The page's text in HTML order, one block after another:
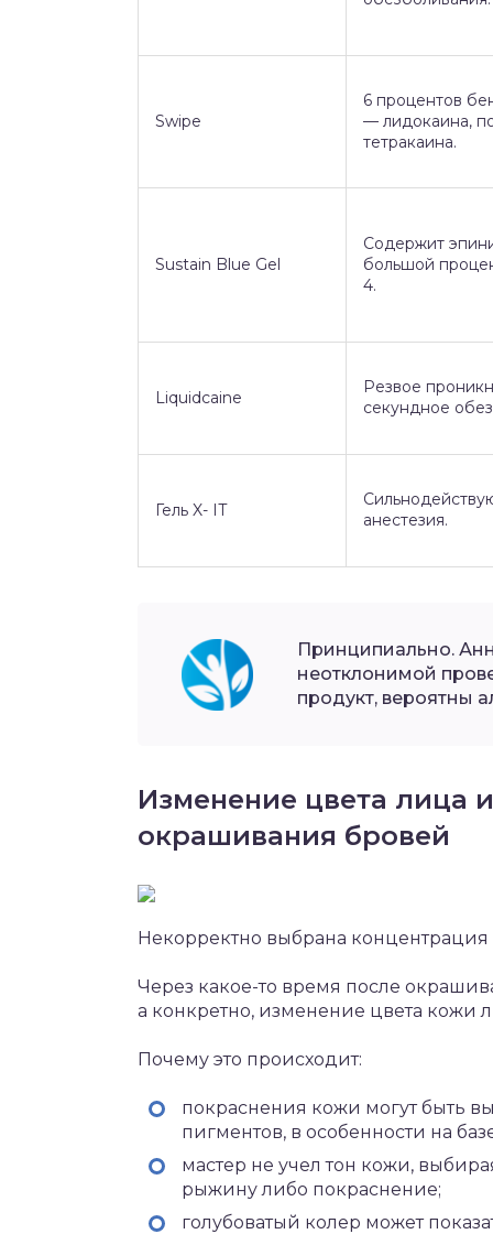
Swipe
6 процентов
— лидокаина,
тетракаина.
Sustain Blue Gel
Содержит
большой
4.
Liquidcaine
Резвое
секундное
Гель X- IT
анестезия.
Принципиально.
неотклонимой
продукт, вероятны
Изменение цвета лица
окрашивания бровей
Некорректно выбрана концентрация
Через какое-то время после
а конкретно, изменение цвета кожи
Почему это происходит:
покраснения кожи могут быть
пигментов, в особенности на
мастер не учел тон кожи,
рыжину либо покраснение;
голубоватый колер может